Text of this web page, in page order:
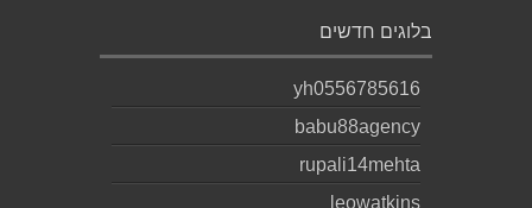
בלוגים חדשים
yh0556785616
babu88agency
rupali14mehta
leowatkins